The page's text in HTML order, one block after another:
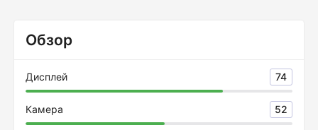
Обзор
Дисплей 74
Камера 52